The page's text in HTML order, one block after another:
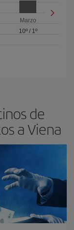
Marzo
10º/ 1º
de
a Viena